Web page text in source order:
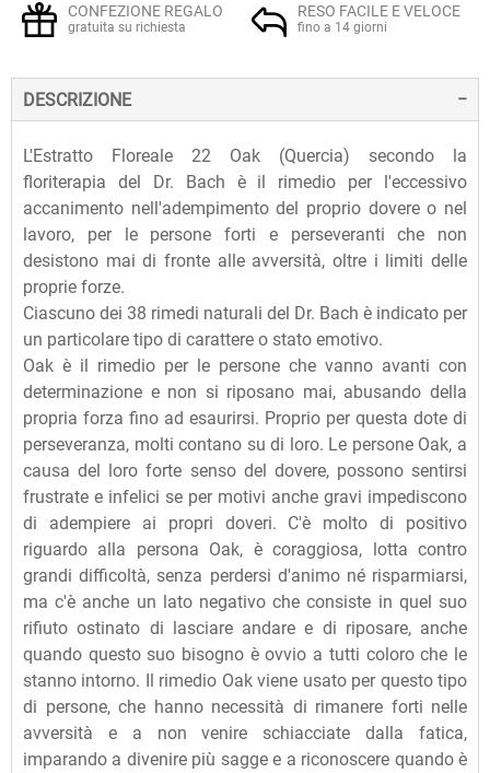
CONFEZIONE REGALO
gratuita su richiesta
RESO FACILE E VELOCE
fino a 14 giorni
DESCRIZIONE
L'Estratto Floreale 22 Oak (Quercia) secondo la
floriterapia del Dr. Bach è il rimedio per l'eccessivo
accanimento nell'adempimento del proprio dovere o nel
lavoro, per le persone forti e perseveranti che non
desistono mai di fronte alle avversità, oltre i limiti delle
proprie forze.
Ciascuno dei 38 rimedi naturali del Dr. Bach è indicato per
un particolare tipo di carattere o stato emotivo.
Oak è il rimedio per le persone che vanno avanti con
determinazione e non si riposano mai, abusando della
propria forza fino ad esaurirsi. Proprio per questa dote di
perseveranza, molti contano su di loro. Le persone Oak, a
causa del loro forte senso del dovere, possono sentirsi
frustrate e infelici se per motivi anche gravi impediscono
di adempiere ai propri doveri. C'è molto di positivo
riguardo alla persona Oak, è coraggiosa, lotta contro
grandi difficoltà, senza perdersi d'animo né risparmiarsi,
ma c'è anche un lato negativo che consiste in quel suo
rifiuto ostinato di lasciare andare e di riposare, anche
quando questo suo bisogno è ovvio a tutti coloro che le
stanno intorno. Il rimedio Oak viene usato per questo tipo
di persone, che hanno necessità di rimanere forti nelle
avversità e a non venire schiacciate dalla fatica,
imparando a divenire più sagge e a riconoscere quando è